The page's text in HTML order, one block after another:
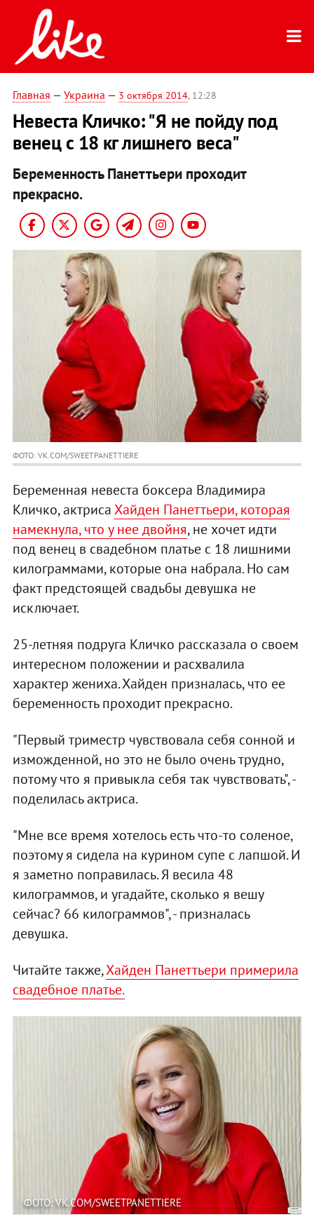
Главная — Украина — 3 октября 2014, 12:28
Невеста Кличко: "Я не пойду под
венец с 18 кг лишнего веса"
Беременность Панеттьери проходит
прекрасно.
ФОТО: VK.COM/SWEETPANETTIERE
Беременная невеста боксера Владимира
Кличко, актрисаХайден Панеттьери, которая
намекнула, что у нее двойня, не хочет идти
под венец в свадебном платье с 18 лишними
килограммами, которые она набрала. Но сам
факт предстоящей свадьбы девушка не
исключает.
25-летняя подруга Кличко рассказала о своем
интересном положении и расхвалила
характер жениха. Хайден призналась, что ее
беременность проходит прекрасно.
"Первый триместр чувствовала себя сонной и
изможденной, но это не было очень трудно,
потому что я привыкла себя так чувствовать", -
поделилась актриса.
"Мне все время хотелось есть что-то соленое,
поэтому я сидела на курином супе с лапшой. И
я заметно поправилась. Я весила 48
килограммов, и угадайте, сколько я вешу
сейчас? 66 килограммов", - призналась
девушка.
Читайте также,Хайден Панеттьери примерила
свадебное платье.
ФОТО: VK.COM/SWEETPANETTIERE